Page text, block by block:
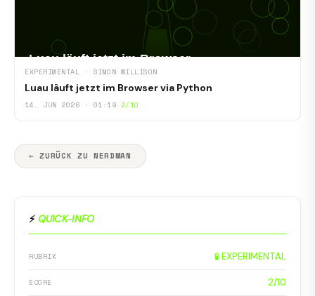
EXPERIMENTAL · SIMON WILLISON
Luau läuft jetzt im Browser via Python
14. JUN 2026 · 01:19 2/10
← ZURÜCK ZU NERDMAN
⚡ QUICK-INFO
RUBRIK 🧪 EXPERIMENTAL
SCORE 2/10